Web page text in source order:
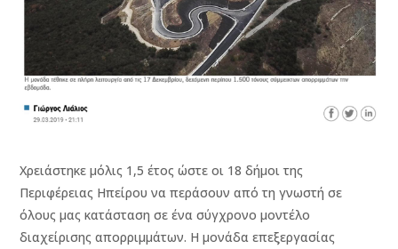
Χρειάστηκε μόλις 1,5 έτος ώστε οι 18 δήμοι της
Περιφέρειας Ηπείρου να περάσουν από τη γνωστή σε
όλους μας κατάσταση σε ένα σύγχρονο μοντέλο
διαχείρισης απορριμμάτων. Η μονάδα επεξεργασίας